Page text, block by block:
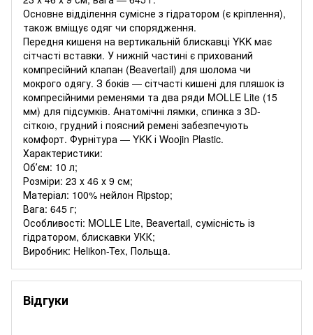
Основне відділення сумісне з гідратором (є кріплення),
також вміщує одяг чи спорядження.
Передня кишеня на вертикальній блискавці YKK має
сітчасті вставки. У нижній частині є прихований
компресійний клапан (Beavertail) для шолома чи
мокрого одягу. З боків — сітчасті кишені для пляшок із
компресійними ременями та два ряди MOLLE Lite (15
мм) для підсумків. Анатомічні лямки, спинка з 3D-
сіткою, грудний і поясний ремені забезпечують
комфорт. Фурнітура — YKK і Woojin Plastic.
Характеристики:
Обʼєм: 10 л;
Розміри: 23 х 46 х 9 см;
Матеріал: 100% нейлон Ripstop;
Вага: 645 г;
Особливості: MOLLE Lite, Beavertail, сумісність із
гідратором, блискавки УКК;
Виробник: Helikon-Tex, Польща.
Відгуки